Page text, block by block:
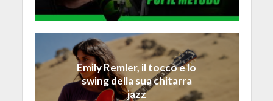
Emily Remler, il tocco e lo
swing della sua chitarra
jazz